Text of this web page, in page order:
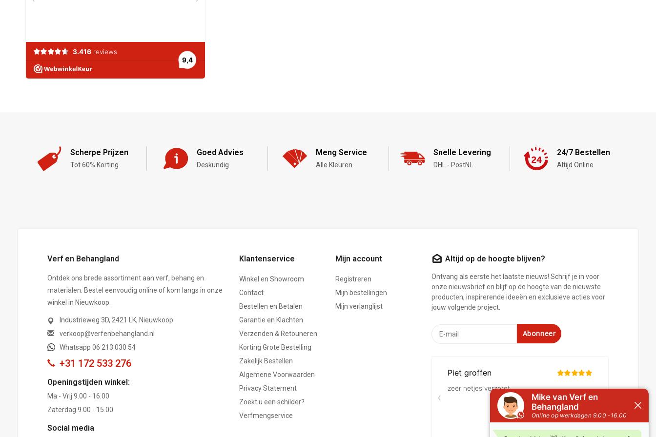
Scherpe Prijzen
Tot 60% Korting
Goed Advies
Deskundig
Meng Service
Alle Kleuren
Snelle Levering
DHL - PostNL
24/7 Bestellen
Altijd Online
Verf en Behangland
Ontdek ons brede assortiment aan verf, behang en
materialen. Bestel eenvoudig online of kom langs in onze
winkel in Nieuwkoop.
Industrieweg 3D, 2421 LK, Nieuwkoop
verkoop@verfenbehangland.nl
Whatsapp 06 213 030 54
+31 172 533 276
Openingstijden winkel:
Ma - Vrij 9.00 - 16.00
Zaterdag 9.00 - 15.00
Social media
Klantenservice
Winkel en Showroom
Contact
Bestellen en Betalen
Garantie en Klachten
Verzenden & Retouneren
Korting Grote Bestelling
Zakelijk Bestellen
Algemene Voorwaarden
Privacy Statement
Zoekt u een schilder?
Verfmengservice
Mijn account
Registreren
Mijn bestellingen
Mijn verlanglijst
Altijd op de hoogte blijven?
Ontvang als eerste het laatste nieuws! Schrijf je in voor
onze nieuwsbrief en blijf op de hoogte van de nieuwste
producten, inspirerende ideeën en exclusieve acties voor
jouw volgende project.
Abonneer